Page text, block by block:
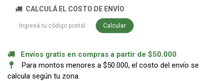
CALCULÁ EL COSTO DE ENVÍO
Calcular
Envíos gratis en compras a partir de $50.000
Para montos menores a $50.000, el costo del envío se
calcula según tu zona.